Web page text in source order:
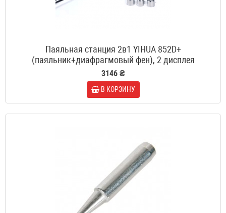
Паяльная станция 2в1 YIHUA 852D+
(паяльник+диафрагмовый фен), 2 дисплея
3146 ₴
В КОРЗИНУ